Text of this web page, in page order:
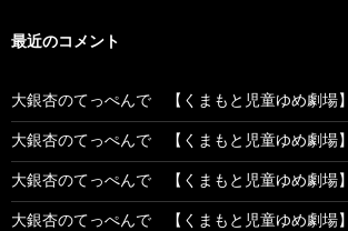
最近のコメント
大銀杏のてっぺんで 【くまもと児童ゆめ劇場】
大銀杏のてっぺんで 【くまもと児童ゆめ劇場】
大銀杏のてっぺんで 【くまもと児童ゆめ劇場】
大銀杏のてっぺんで 【くまもと児童ゆめ劇場】